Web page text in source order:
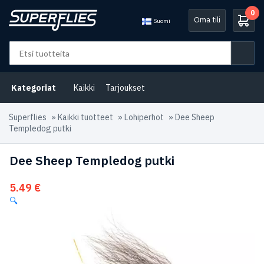
Suomi Oma tili
0
Kategoriat Kaikki Tarjoukset
Superflies » Kaikki tuotteet » Lohiperhot » Dee Sheep
Templedog putki
Dee Sheep Templedog putki
5.49 €
🔍